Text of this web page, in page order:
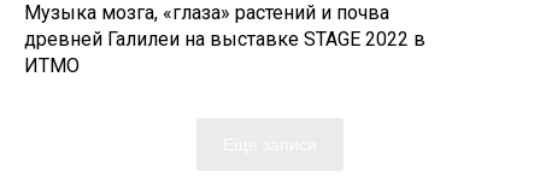
Музыка мозга, «глаза» растений и почва
древней Галилеи на выставке STAGE 2022 в
ИТМО